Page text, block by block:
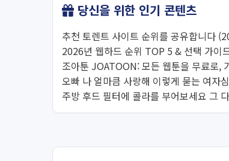
당신을 위한 인기 콘텐츠
추천 토렌트 사이트 순위를 공유합니다
2026년 웹하드 순위 TOP 5 & 선택 가이
조아툰 JOATOON: 모든 웹툰을 무료로,
오빠 나 얼마큼 사랑해 이렇게 묻는 여자
주방 후드 필터에 콜라를 부어보세요 그